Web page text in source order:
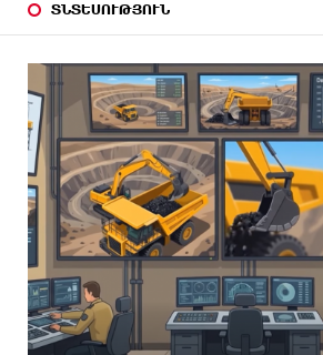
ՏՆՏԵՍՈՒԹՅՈՒՆ